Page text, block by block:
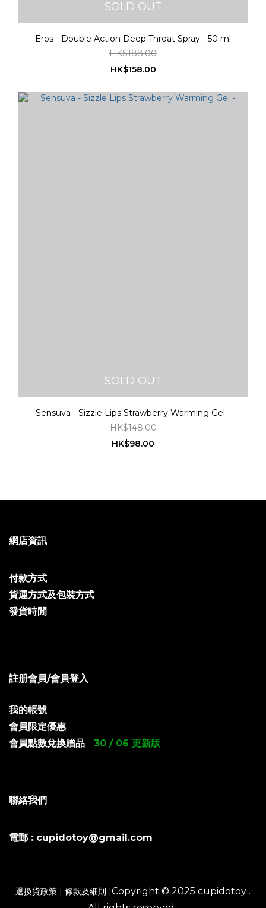
SOLD OUT
Eros - Double Action Deep Throat Spray - 50 ml
HK$188.00
HK$158.00
SOLD OUT
Sensuva - Sizzle Lips Strawberry Warming Gel -
HK$148.00
HK$98.00
網店資訊
付款方式
貨運方式及包裝方式
發貨時閒
註册會員/會員登入
我的帳號
會員限定優惠
會員點數兌換贈品
30 / 06 更新版
聯絡我們
電郵 : cupidotoy@gmail.com
退換貨政策 條款及細則
Copyright © 2025 cupidotoy .